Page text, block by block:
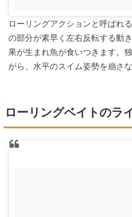
ローリングアクションと呼ばれ
の部分が素早く左右反転する動
果が生まれ魚が食いつきます。
がら、水平のスイム姿勢を崩さ
ローリングベイトのラ